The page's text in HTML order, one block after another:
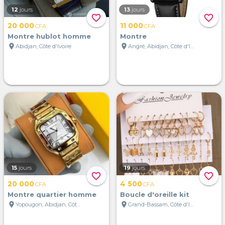
favorite_border
12 jours
20 000CFA
Montre hublot homme
location_on Abidjan, Côte d'Ivoire
favorite_border
13 jours
11 000CFA
Montre
location_on
Angré, Abidjan, Côte d'Ivoire
favorite_border
15 jours
20 000CFA
Montre quartier homme
location_on
Yopougon, Abidjan, Côte d'Ivoire
favorite_border
19 jours
4 500CFA
Boucle d'oreille kit
location_on
Grand-Bassam, Côte d'Ivoire